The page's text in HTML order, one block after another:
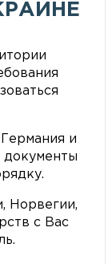
и
документы
Норвегии,
с Вас